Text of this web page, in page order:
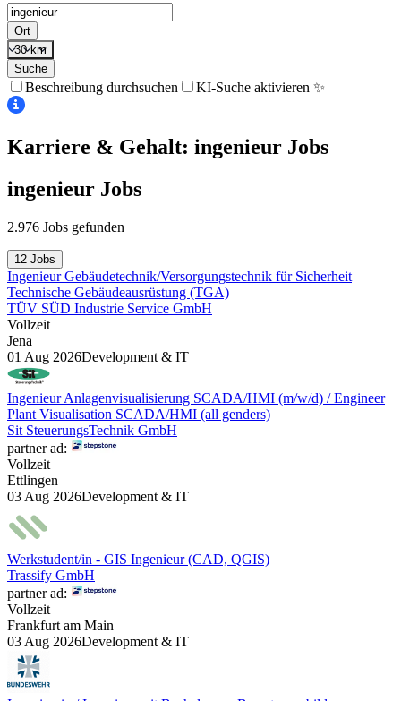
Ort
30 km
Suche
Beschreibung durchsuchen KI-Suche aktivieren ✨
Karriere & Gehalt: ingenieur Jobs
ingenieur Jobs
2.976 Jobs gefunden
12 Jobs
Ingenieur Gebäudetechnik/Versorgungstechnik für Sicherheit
Technische Gebäudeausrüstung (TGA)
TÜV SÜD Industrie Service GmbH
Vollzeit
Jena
01 Aug 2026Development & IT
Ingenieur Anlagenvisualisierung SCADA/HMI (m/w/d) / Engineer
Plant Visualisation SCADA/HMI (all genders)
Sit SteuerungsTechnik GmbH
partner ad:
Vollzeit
Ettlingen
03 Aug 2026Development & IT
Werkstudent/in - GIS Ingenieur (CAD, QGIS)
Trassify GmbH
partner ad:
Vollzeit
Frankfurt am Main
03 Aug 2026Development & IT